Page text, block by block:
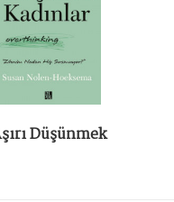
Düşünmek